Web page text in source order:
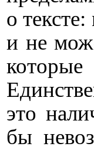
о
и не
это
бы